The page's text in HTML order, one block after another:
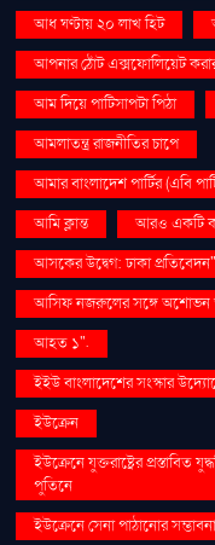
আধ ঘণ্টায় ২০ লাখ হিট
আপনার ঠোঁট এক্সফোলিয়েট
আম দিয়ে পাটিসাপটা পিঠা
আমলাতন্ত্র রাজনীতির চাপে
আমার বাংলাদেশ পার্টির (এবি
আমি ক্লান্ত
আরও একটি
আসকের উদ্বেগ: ঢাকা প্রতিবেদন"
আসিফ নজরুলের সঙ্গে অশোভন
আহত ১".
ইইউ বাংলাদেশের সংস্কার
ইউক্রেন
ইউক্রেনে যুক্তরাষ্ট্রের প্রস্তাবিত
পুতিনে
ইউক্রেনে সেনা পাঠানোর